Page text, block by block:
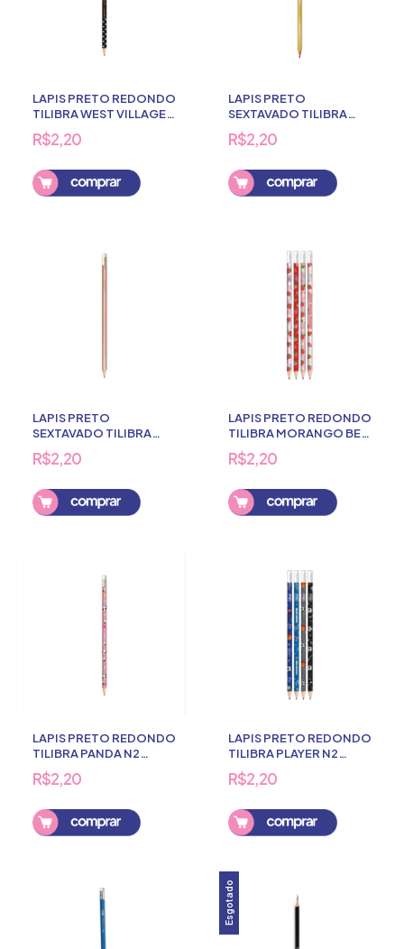
LAPIS PRETO REDONDO
TILIBRA WEST VILLAGE
DREAMS N2
C/BORRACHA
R$2,20
LAPIS PRETO
SEXTAVADO TILIBRA
WEST VILLAGE
DOURADO N2
R$2,20
LAPIS PRETO
SEXTAVADO TILIBRA
WEST VILLAGE ROSE N2
C/BORRACHA
R$2,20
LAPIS PRETO REDONDO
TILIBRA MORANGO BE
BERRY N2 C/BORRACHA
R$2,20
Comprar
LAPIS PRETO REDONDO
TILIBRA PANDA N2
C/BORRACHA
R$2,20
Comprar
LAPIS PRETO REDONDO
TILIBRA PLAYER N2
C/BORRACHA
R$2,20
Comprar
Esgotado